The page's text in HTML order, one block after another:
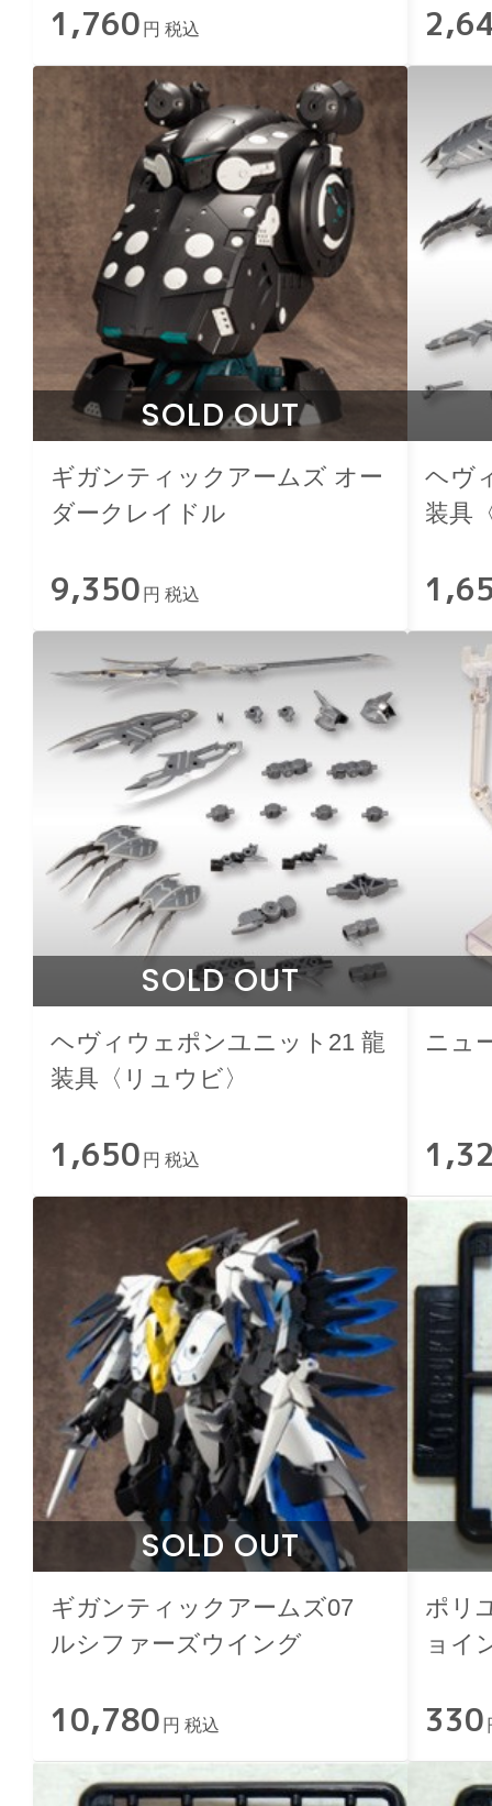
1,760 円 税込
SOLD OUT
ギガンティックアームズ オー
ダークレイドル
9,350 円 税込
ヘヴ
装具
SOLD OUT
ヘヴィウェポンユニット21 龍
装具〈リュウビ〉
1,650 円 税込
ニュ
SOLD OUT
ギガンティックアームズ07
ルシファーズウイング
10,780 円 税込
ポリ
ョイ
330